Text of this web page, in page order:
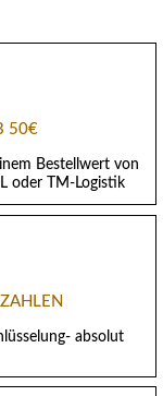
50€
Bestellwert von
oder TM-Logistik
absolut